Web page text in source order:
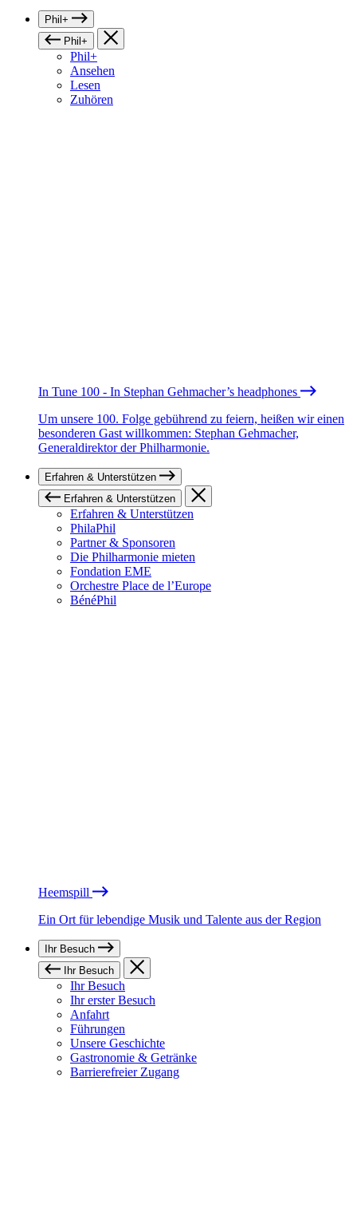
Phil+
Phil+
Phil+
Ansehen
Lesen
Zuhören
In Tune 100 - In Stephan Gehmacher’s headphones
Um unsere 100. Folge gebührend zu feiern, heißen wir einen
besonderen Gast willkommen: Stephan Gehmacher,
Generaldirektor der Philharmonie.
Erfahren & Unterstützen
Erfahren & Unterstützen
Erfahren & Unterstützen
PhilaPhil
Partner & Sponsoren
Die Philharmonie mieten
Fondation EME
Orchestre Place de l’Europe
BénéPhil
Heemspill
Ein Ort für lebendige Musik und Talente aus der Region
Ihr Besuch
Ihr Besuch
Ihr Besuch
Ihr erster Besuch
Anfahrt
Führungen
Unsere Geschichte
Gastronomie & Getränke
Barrierefreier Zugang